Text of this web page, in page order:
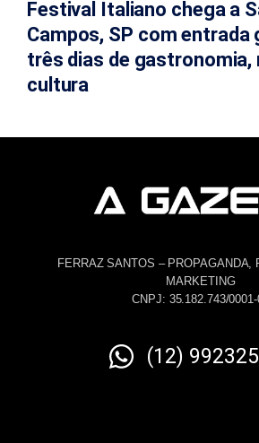
Festival Italiano chega a
Campos, SP com entrada
três dias de gastronomia,
cultura
FERRAZ SANTOS – PROPAGANDA,
MARKETING
CNPJ: 35.182.743/0001-
(12)